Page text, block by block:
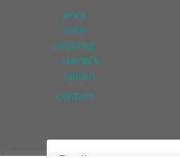
HOLA
SHOP
LYFESTYLE
SABORES
DINERO
CONTACT